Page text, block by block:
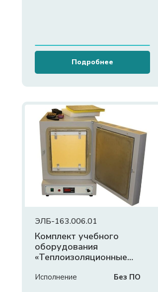
Подробнее
ЭЛБ-163.006.01
Комплект учебного
оборудования
«Теплоизоляционные
Исполнение Без ПО